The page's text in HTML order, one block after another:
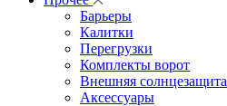
Барьеры
Калитки
Перегрузки
Комплекты ворот
Внешняя солнцезащита
Аксессуары